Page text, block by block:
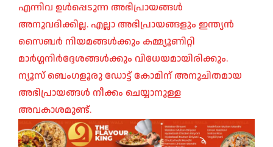
എന്നിവ ഉൾപ്പെടുന്ന അഭിപ്രായങ്ങൾ
അനുവദിക്കില്ല. എല്ലാ അഭിപ്രായങ്ങളും ഇന്ത്യൻ
സൈബർ നിയമങ്ങൾക്കും കമ്മ്യൂണിറ്റി
മാർഗ്ഗനിർദ്ദേശങ്ങൾക്കും വിധേയമായിരിക്കും.
ന്യൂസ് ബെംഗളൂരു ഡോട്ട് കോമിന് അനുചിതമായ
അഭിപ്രായങ്ങൾ നീക്കം ചെയ്യാനുള്ള
അവകാശമുണ്ട്.